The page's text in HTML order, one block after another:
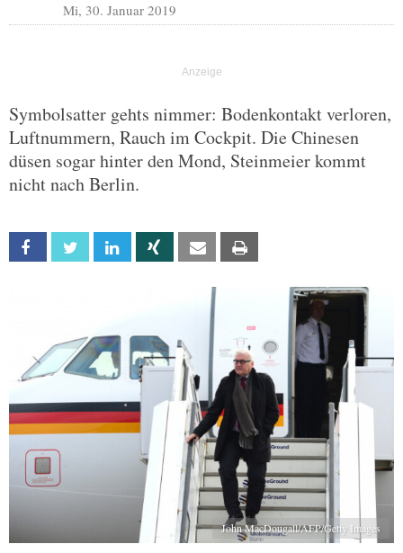
Mi, 30. Januar 2019
Symbolsatter gehts nimmer: Bodenkontakt verloren,
Luftnummern, Rauch im Cockpit. Die Chinesen
düsen sogar hinter den Mond, Steinmeier kommt
nicht nach Berlin.
Facebook Twitter Linkedin Xing Email
John MacDougall/AFP/Getty Images